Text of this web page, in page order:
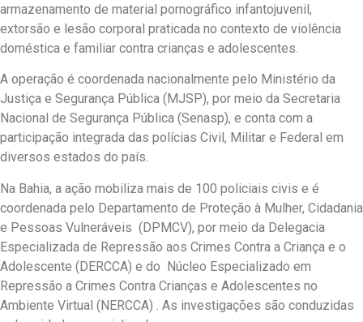
armazenamento de material pornográfico infantojuvenil,
extorsão e lesão corporal praticada no contexto de violência
doméstica e familiar contra crianças e adolescentes.
A operação é coordenada nacionalmente pelo Ministério da
Justiça e Segurança Pública (MJSP), por meio da Secretaria
Nacional de Segurança Pública (Senasp), e conta com a
participação integrada das polícias Civil, Militar e Federal em
diversos estados do país.
Na Bahia, a ação mobiliza mais de 100 policiais civis e é
coordenada pelo Departamento de Proteção à Mulher, Cidadania
e Pessoas Vulneráveis (DPMCV), por meio da Delegacia
Especializada de Repressão aos Crimes Contra a Criança e o
Adolescente (DERCCA) e do Núcleo Especializado em
Repressão a Crimes Contra Crianças e Adolescentes no
Ambiente Virtual (NERCCA) . As investigações são conduzidas